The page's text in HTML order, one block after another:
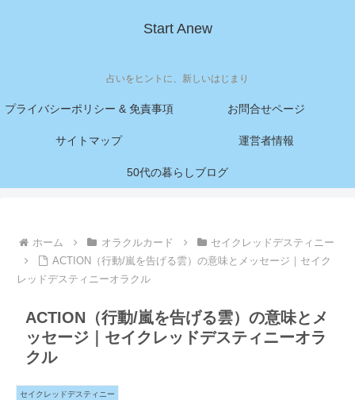
Start Anew
占いをヒントに、新しいはじまり
プライバシーポリシー & 免責事項 お問合せページ
サイトマップ 運営者情報
50代の暮らしブログ
ホーム オラクルカード
セイクレッドデスティニー
ACTION（行動/嵐を告げる雲）の意味とメッセージ｜セイク
レッドデスティニーオラクル
ACTION（行動/嵐を告げる雲）の意味とメ
ッセージ｜セイクレッドデスティニーオラ
クル
セイクレッドデスティニー